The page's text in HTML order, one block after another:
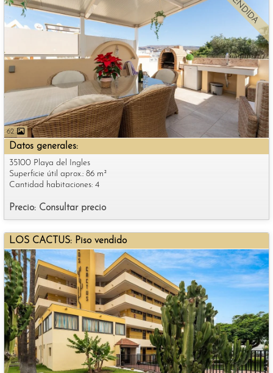
62
VENDIDA
Datos generales:
35100 Playa del Ingles
Precio: Consultar precio
Superficie útil aprox.: 86 m²
Cantidad habitaciones: 4
LOS CACTUS: Piso vendido